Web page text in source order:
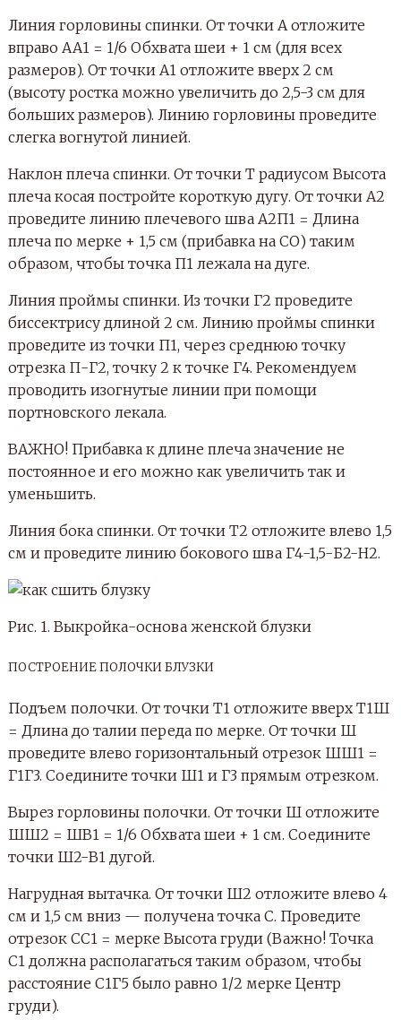
Линия горловины спинки. От точки А отложите
вправо АА1 = 1/6 Обхвата шеи + 1 см (для всех
размеров). От точки А1 отложите вверх 2 см
(высоту ростка можно увеличить до 2,5-3 см для
больших размеров). Линию горловины проведите
слегка вогнутой линией.
Наклон плеча спинки. От точки Т радиусом Высота
плеча косая постройте короткую дугу. От точки А2
проведите линию плечевого шва А2П1 = Длина
плеча по мерке + 1,5 см (прибавка на СО) таким
образом, чтобы точка П1 лежала на дуге.
Линия проймы спинки. Из точки Г2 проведите
биссектрису длиной 2 см. Линию проймы спинки
проведите из точки П1, через среднюю точку
отрезка П-Г2, точку 2 к точке Г4. Рекомендуем
проводить изогнутые линии при помощи
портновского лекала.
ВАЖНО! Прибавка к длине плеча значение не
постоянное и его можно как увеличить так и
уменьшить.
Линия бока спинки. От точки Т2 отложите влево 1,5
см и проведите линию бокового шва Г4-1,5-Б2-Н2.
Рис. 1. Выкройка-основа женской блузки
ПОСТРОЕНИЕ ПОЛОЧКИ БЛУЗКИ
Подъем полочки. От точки Т1 отложите вверх Т1Ш
= Длина до талии переда по мерке. От точки Ш
проведите влево горизонтальный отрезок ШШ1 =
Г1Г3. Соедините точки Ш1 и Г3 прямым отрезком.
Вырез горловины полочки. От точки Ш отложите
ШШ2 = ШВ1 = 1/6 Обхвата шеи + 1 см. Соедините
точки Ш2-В1 дугой.
Нагрудная вытачка. От точки Ш2 отложите влево 4
см и 1,5 см вниз — получена точка С. Проведите
отрезок СС1 = мерке Высота груди (Важно! Точка
С1 должна располагаться таким образом, чтобы
расстояние С1Г5 было равно 1/2 мерке Центр
груди).